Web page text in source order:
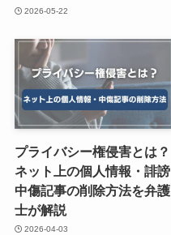
2026-05-22
プライバシー権侵害とは？
ネット上の個人情報・誹謗
中傷記事の削除方法を弁護
士が解説
2026-04-03